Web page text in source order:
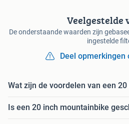
Veelgestelde
De onderstaande waarden zijn
ingestelde
Deel opmerkingen
Wat zijn de voordelen van een
Is een 20 inch mountainbike